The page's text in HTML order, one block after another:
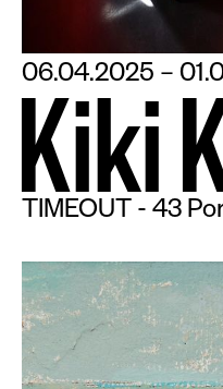
06.04.2025 –
Kiki
TIMEOUT - 43